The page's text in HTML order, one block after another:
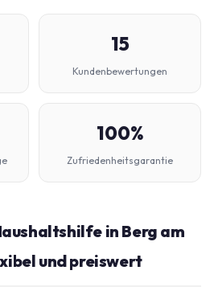
15
Kundenbewertungen
100%
Zufriedenheitsgarantie
in Berg am
und preiswert